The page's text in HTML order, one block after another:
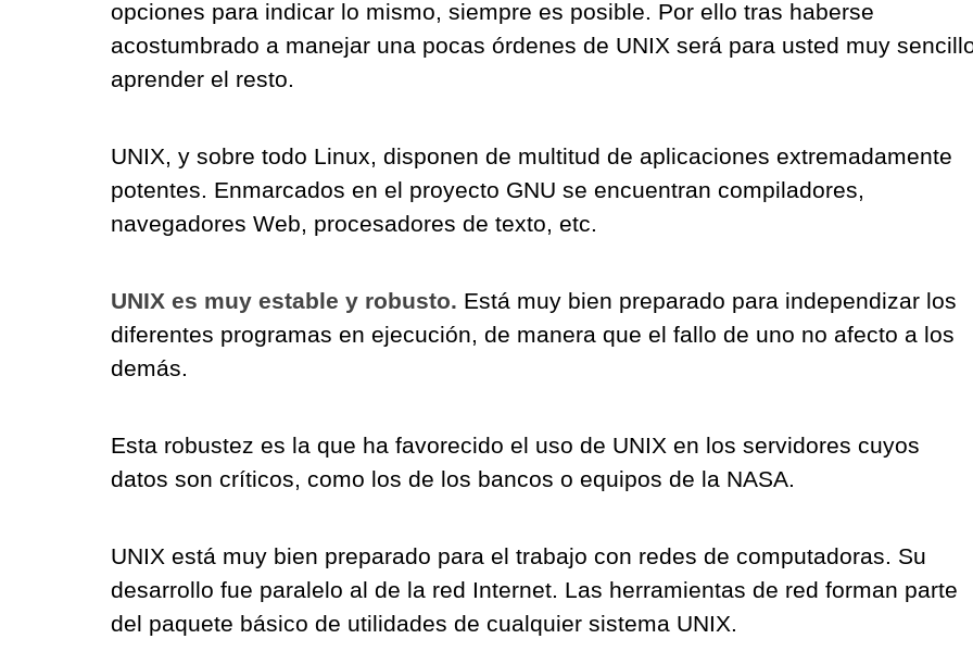
opciones para indicar lo mismo, siempre es posible. Por ello tras haberse
acostumbrado a manejar una pocas órdenes de UNIX será para usted muy
aprender el resto.
UNIX, y sobre todo Linux, disponen de multitud de aplicaciones extremadamente
potentes. Enmarcados en el proyecto GNU se encuentran compiladores,
navegadores Web, procesadores de texto, etc.
UNIX es muy estable y robusto. Está muy bien preparado para independizar los
diferentes programas en ejecución, de manera que el fallo de uno no afecto a los
demás.
Esta robustez es la que ha favorecido el uso de UNIX en los servidores cuyos
datos son críticos, como los de los bancos o equipos de la NASA.
UNIX está muy bien preparado para el trabajo con redes de computadoras. Su
desarrollo fue paralelo al de la red Internet. Las herramientas de red forman parte
del paquete básico de utilidades de cualquier sistema UNIX.
Elementos básicos de un sitio
Web y sus partes
Steve Wozniak - Inventor de
Enlaces HTML -
links Etiqueta TAG a href